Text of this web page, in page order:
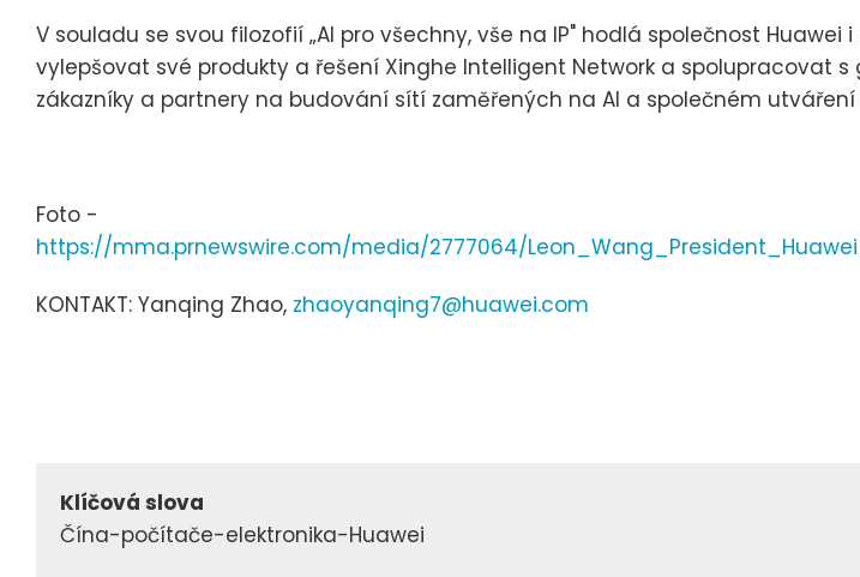
V souladu se svou filozofií „AI pro všechny, vše na IP" hodlá společnost
vylepšovat své produkty a řešení Xinghe Intelligent Network a spolupracovat s
zákazníky a partnery na budování sítí zaměřených na AI a společném
Foto -
https://mma.prnewswire.com/media/2777064/
KONTAKT: Yanqing Zhao, zhaoyanqing7@huawei.com
Klíčová slova
Čína-počítače-elektronika-Huawei